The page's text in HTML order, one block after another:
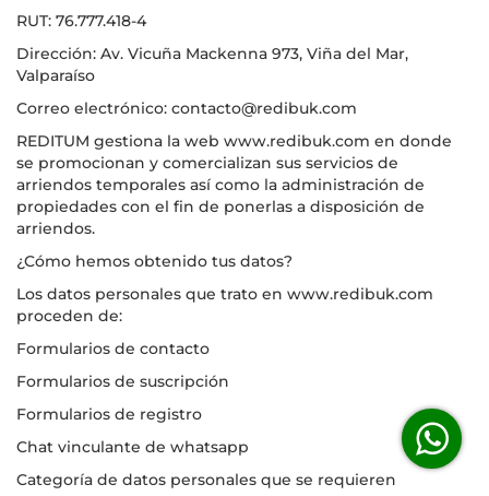
RUT: 76.777.418-4
Dirección: Av. Vicuña Mackenna 973, Viña del Mar,
Valparaíso
Correo electrónico: contacto@redibuk.com
REDITUM gestiona la web www.redibuk.com en donde
se promocionan y comercializan sus servicios de
arriendos temporales así como la administración de
propiedades con el fin de ponerlas a disposición de
arriendos.
¿Cómo hemos obtenido tus datos?
Los datos personales que trato en www.redibuk.com
proceden de:
Formularios de contacto
Formularios de suscripción
Formularios de registro
Chat vinculante de whatsapp
Categoría de datos personales que se requieren